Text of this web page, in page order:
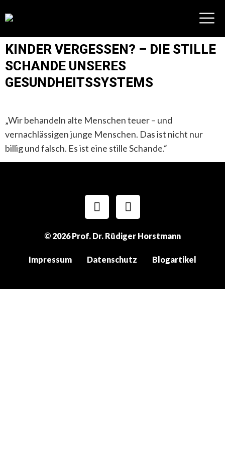
KINDER VERGESSEN? – DIE STILLE
SCHANDE UNSERES
GESUNDHEITSSYSTEMS
„Wir behandeln alte Menschen teuer – und
vernachlässigen junge Menschen. Das ist nicht nur
billig und falsch. Es ist eine stille Schande.“
© 2026 Prof. Dr. Rüdiger Horstmann
Impressum Datenschutz Blogartikel